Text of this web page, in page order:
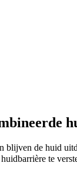
de huid
te